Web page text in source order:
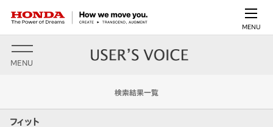
MENU
MENU
検索結果一覧
フィット